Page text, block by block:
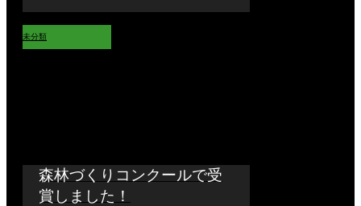
未分類
森林づくりコンクールで受
賞しました！